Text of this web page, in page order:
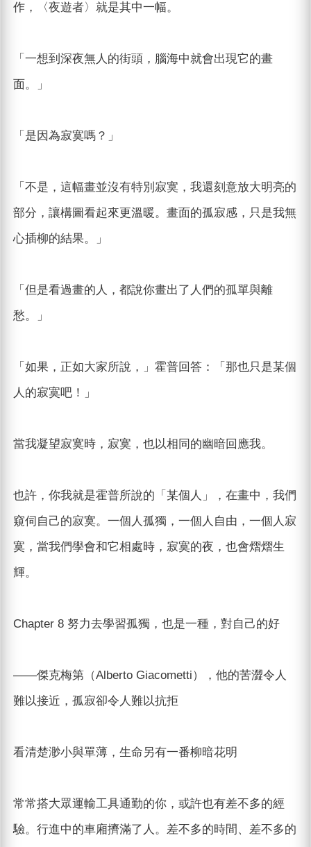
作，〈夜遊者〉就是其中一幅。
「一想到深夜無人的街頭，腦海中就會出現它的畫
面。」
「是因為寂寞嗎？」
「不是，這幅畫並沒有特別寂寞，我還刻意放大明亮的
部分，讓構圖看起來更溫暖。畫面的孤寂感，只是我無
心插柳的結果。」
「但是看過畫的人，都說你畫出了人們的孤單與離
愁。」
「如果，正如大家所說，」霍普回答：「那也只是某個
人的寂寞吧！」
當我凝望寂寞時，寂寞，也以相同的幽暗回應我。
也許，你我就是霍普所說的「某個人」，在畫中，我們
窺伺自己的寂寞。一個人孤獨，一個人自由，一個人寂
寞，當我們學會和它相處時，寂寞的夜，也會熠熠生
輝。
Chapter 8 努力去學習孤獨，也是一種，對自己的好
——傑克梅第（Alberto Giacometti），他的苦澀令人
難以接近，孤寂卻令人難以抗拒
看清楚渺小與單薄，生命另有一番柳暗花明
常常搭大眾運輸工具通勤的你，或許也有差不多的經
驗。行進中的車廂擠滿了人。差不多的時間、差不多的